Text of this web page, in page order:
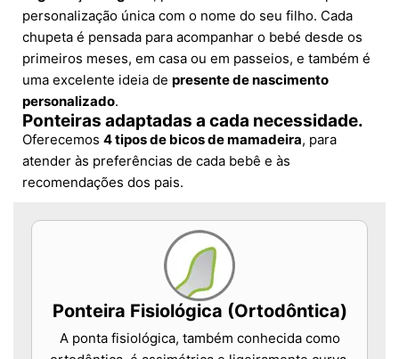
personalização única com o nome do seu filho. Cada
chupeta é pensada para acompanhar o bebé desde os
primeiros meses, em casa ou em passeios, e também é
uma excelente ideia de presente de nascimento
personalizado.
Ponteiras adaptadas a cada necessidade.
Oferecemos 4 tipos de bicos de mamadeira, para
atender às preferências de cada bebê e às
recomendações dos pais.
Ponteira Fisiológica (Ortodôntica)
A ponta fisiológica, também conhecida como